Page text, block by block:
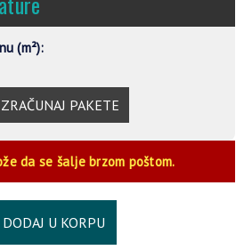
(m²):
PAKETE
da se šalje brzom poštom.
DODAJ U KORPU